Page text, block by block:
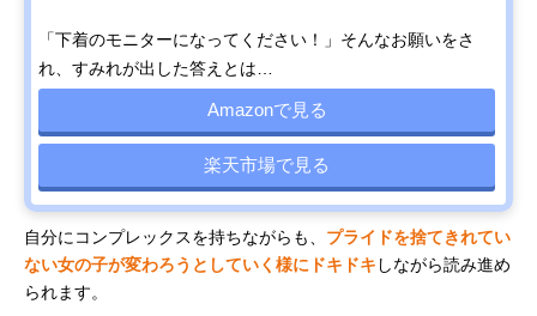
「下着のモニターになってください！」そんなお願いをさ
れ、すみれが出した答えとは…
Amazonで見る
楽天市場で見る
自分にコンプレックスを持ちながらも、 プライドを捨てきれてい
ない女の子が変わろうとしていく様にドキドキ しながら読み進め
られます。